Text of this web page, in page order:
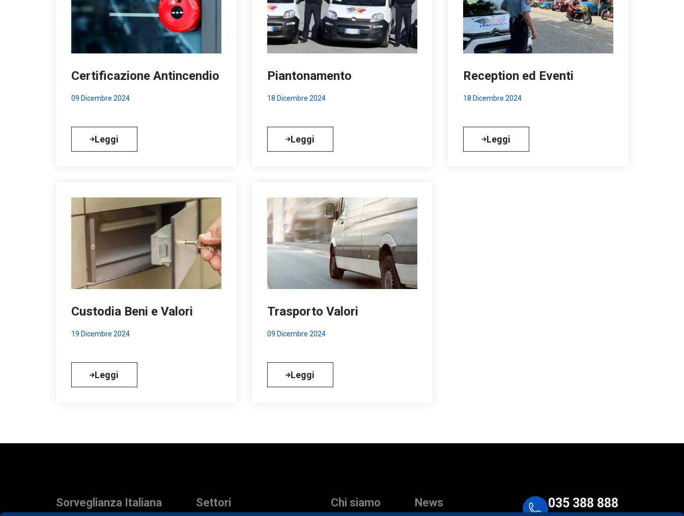
Certificazione Antincendio
09 Dicembre 2024
Leggi
Piantonamento
18 Dicembre 2024
Leggi
Reception ed Eventi
18 Dicembre 2024
Leggi
Custodia Beni e Valori
19 Dicembre 2024
Leggi
Trasporto Valori
09 Dicembre 2024
Leggi
Sorveglianza Italiana Settori Chi siamo News 035 388 888